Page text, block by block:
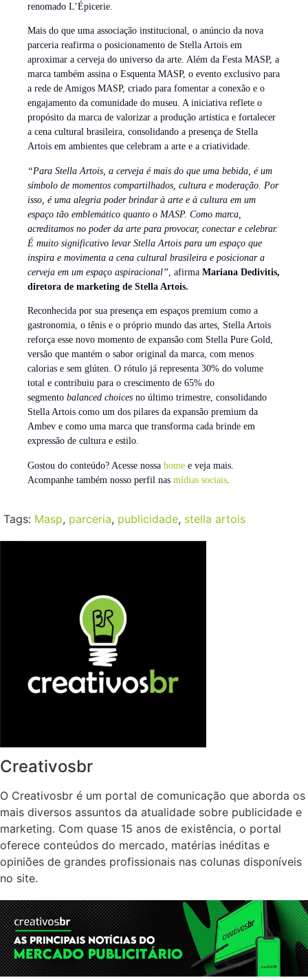
renomado L’Épicerie.
Mais do que uma associação institucional, o anúncio da nova
parceria reafirma o posicionamento de Stella Artois em
aproximar a cerveja do universo da arte. Além da Festa MASP, a
marca também assina o Esquenta MASP, o evento exclusivo para
a rede de Amigos MASP, criado para fomentar a conexão e o
engajamento da comunidade do museu. A iniciativa reflete o
propósito da marca de valorizar a produção artística e fortalecer
a cena cultural brasileira, consolidando a presença de Stella
Artois em ambientes que celebram a arte e a criatividade.
“Para Stella Artois, a cerveja é mais do que uma bebida, é um
símbolo de momentos compartilhados, cultura e moderação. Por
isso, é uma alegria poder brindar à arte e à cultura em um
espaço tão emblemático quanto o MASP. Como marca,
acreditamos no poder da arte para provocar, conectar e celebrar.
É muito significativo levar Stella Artois para um espaço que
inspira e movimenta a cena cultural brasileira e posicionar a
cerveja em um espaço aspiracional” , afirma Mariana Dedivitis,
diretora de marketing de Stella Artois.
Reconhecida por sua presença em espaços premium como a
gastronomia, o tênis e o próprio mundo das artes, Stella Artois
reforça esse novo momento de expansão com Stella Pure Gold,
versão que mantém o sabor original da marca, com menos
calorias e sem glúten. O rótulo já representa 30% do volume
total e contribuiu para o crescimento de 65% do
segmento balanced choices no último trimestre, consolidando
Stella Artois como um dos pilares da expansão premium da
Ambev e como uma marca que transforma cada brinde em
expressão de cultura e estilo.
Gostou do conteúdo? Acesse nossa home e veja mais.
Acompanhe também nosso perfil nas mídias sociais
Tags: Masp, parceria, publicidade, stella artois
Creativosbr
O Creativosbr é um portal de comunicação que aborda os
mais diversos assuntos da atualidade sobre publicidade e
marketing. Com quase 15 anos de existência, o portal
oferece conteúdos do mercado, matérias inéditas e
opiniões de grandes profissionais nas colunas disponíveis
no site.